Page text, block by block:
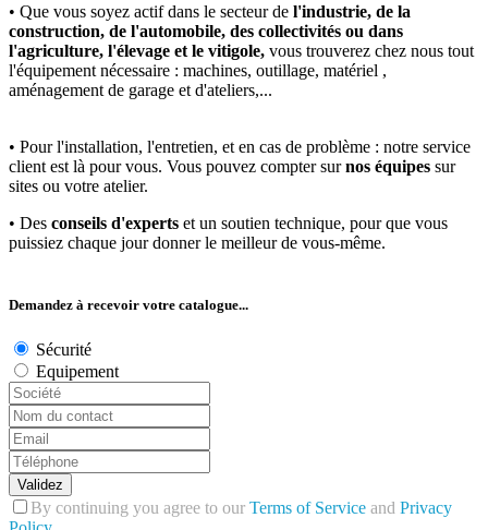
• Que vous soyez actif dans le secteur de l'industrie, de la
construction, de l'automobile, des collectivités ou dans
l'agriculture, l'élevage et le vitigole, vous trouverez chez nous tout
l'équipement nécessaire : machines, outillage, matériel ,
aménagement de garage et d'ateliers,...
• Pour l'installation, l'entretien, et en cas de problème : notre service
client est là pour vous. Vous pouvez compter surnos équipes sur
sites ou votre atelier.
• Des conseils d'experts et un soutien technique, pour que vous
puissiez chaque jour donner le meilleur de vous-même.
Demandez à recevoir votre catalogue...
Sécurité
Equipement
Validez
By continuing you agree to our Terms of Service and Privacy